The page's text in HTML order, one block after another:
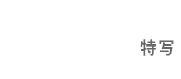
特写